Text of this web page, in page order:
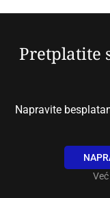
Pretplatite
Napravite